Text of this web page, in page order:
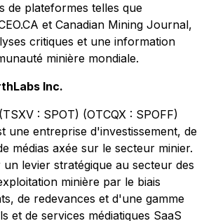
de plateformes telles que
et Canadian Mining Journal,
critiques et une information
minière mondiale.
Inc.
: SPOT) (OTCQX : SPOFF)
une entreprise d'investissement, de
médias axée sur le secteur minier.
levier stratégique au secteur des
minière par le biais
de redevances et d'une gamme
et de services médiatiques SaaS